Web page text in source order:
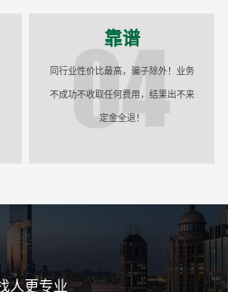
靠谱
同行业性价比最高，骗子除外！业务
不成功不收取任何费用，结果出不来
定金全退！
人更专业